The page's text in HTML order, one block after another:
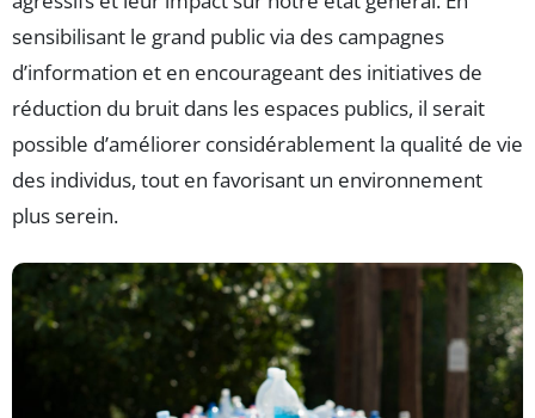
sensibilisant le grand public via des campagnes
d’information et en encourageant des initiatives de
réduction du bruit dans les espaces publics, il serait
possible d’améliorer considérablement la qualité de vie
des individus, tout en favorisant un environnement
plus serein.